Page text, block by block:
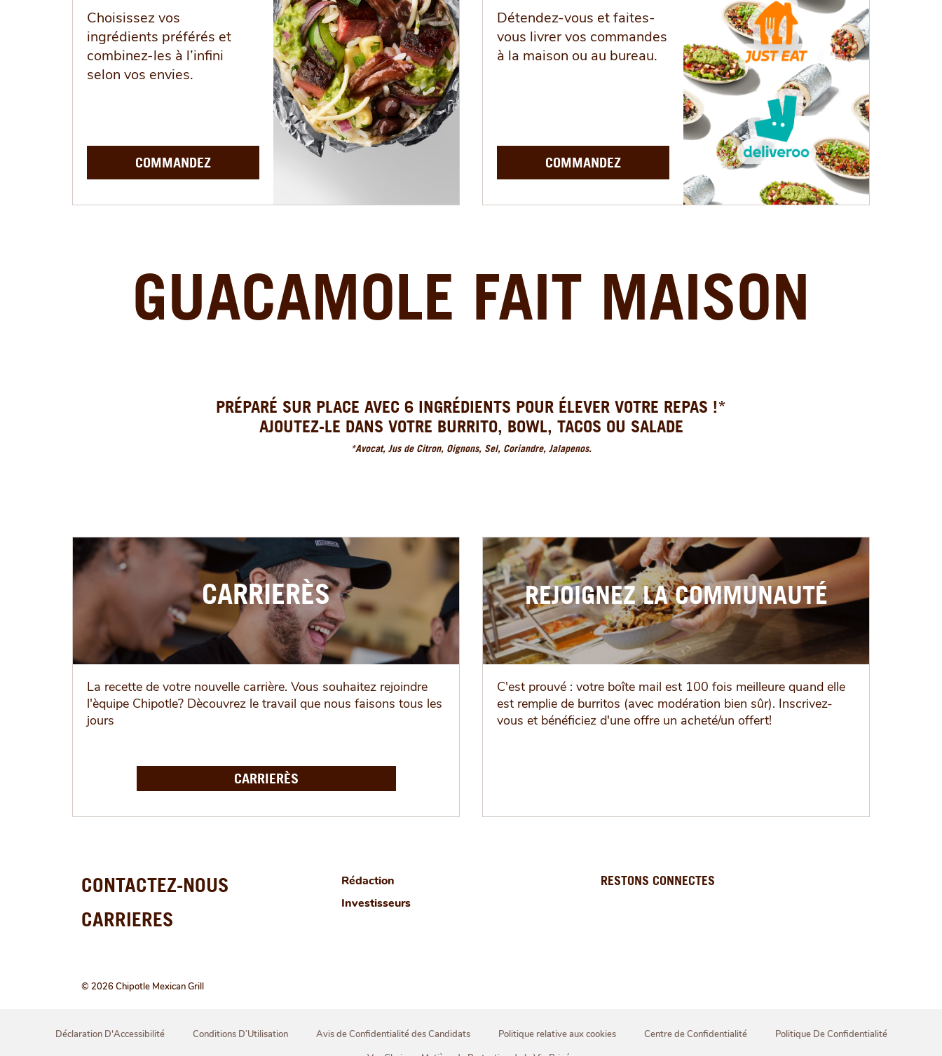
Choisissez vos
ingrédients préférés et
combinez-les à l’infini
selon vos envies.
COMMANDEZ
Détendez-vous et faites-
vous livrer vos commandes
à la maison ou au bureau.
COMMANDEZ
GUACAMOLE FAIT MAISON
PRÉPARÉ SUR PLACE AVEC 6 INGRÉDIENTS POUR ÉLEVER VOTRE REPAS !*
AJOUTEZ-LE DANS VOTRE BURRITO, BOWL, TACOS OU SALADE
*Avocat, Jus de Citron, Oignons, Sel, Coriandre, Jalapenos.
CARRIERÈS
La recette de votre nouvelle carrière. Vous souhaitez rejoindre
l'èquipe Chipotle? Dècouvrez le travail que nous faisons tous les
jours
CARRIERÈS
REJOIGNEZ LA COMMUNAUTÉ
C'est prouvé : votre boîte mail est 100 fois meilleure quand elle
est remplie de burritos (avec modération bien sûr). Inscrivez-
vous et bénéficiez d'une offre un acheté/un offert!
CONTACTEZ-NOUS
CARRIERES
Rédaction
Investisseurs
RESTONS CONNECTES
© 2026 Chipotle Mexican Grill
Déclaration D'Accessibilité Conditions D’Utilisation Avis de Confidentialité des Candidats Politique relative aux cookies Centre de Confidentialité
Politique De Confidentialité